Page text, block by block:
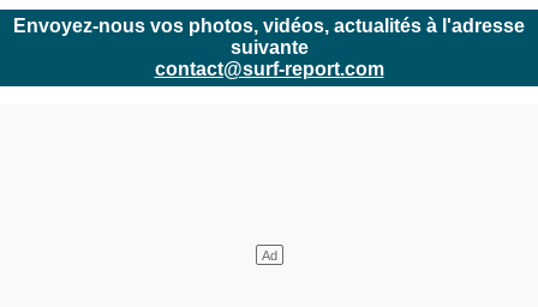
Envoyez-nous vos photos, vidéos, actualités à l'adresse
suivante
contact@surf-report.com